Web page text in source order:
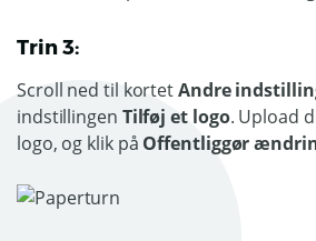
Trin 3:
Scroll ned til kortetAndre
indstillingen Tilføj et logo. Upload
logo, og klik på Offentliggør